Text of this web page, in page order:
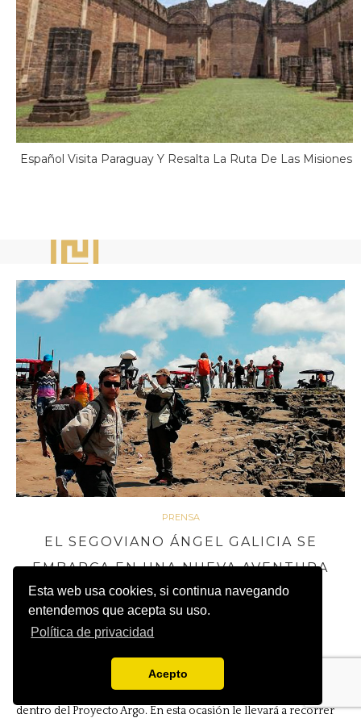
Esta web usa cookies, si continua navegando
entendemos que acepta su uso.
Política de privacidad
Acepto
Español Visita Paraguay Y Resalta La Ruta De Las Misiones
PRENSA
EL SEGOVIANO ÁNGEL GALICIA SE
EMBARCA EN UNA NUEVA AVENTURA
POR EL CONTINENTE AMERICANO
6 noviembre, 2019
El aventurero segoviano, Ángel Galicia, natural de Hontalbilla, se
embarca en una nueva aventura por el continente americano
dentro del Proyecto Argo. En esta ocasión le llevará a recorrer